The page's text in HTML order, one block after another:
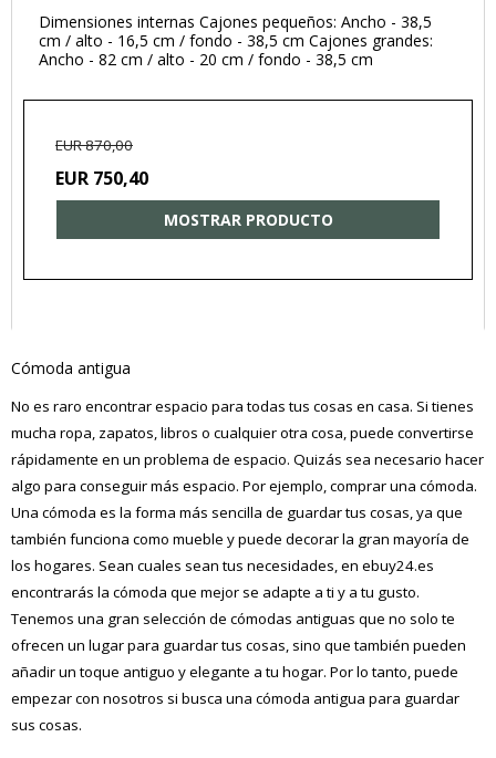
Dimensiones internas Cajones pequeños: Ancho - 38,5
cm / alto - 16,5 cm / fondo - 38,5 cm Cajones grandes:
Ancho - 82 cm / alto - 20 cm / fondo - 38,5 cm
EUR 870,00
EUR 750,40
MOSTRAR PRODUCTO
Cómoda antigua
No es raro encontrar espacio para todas tus cosas en casa. Si tienes
mucha ropa, zapatos, libros o cualquier otra cosa, puede convertirse
rápidamente en un problema de espacio. Quizás sea necesario hacer
algo para conseguir más espacio. Por ejemplo, comprar una cómoda.
Una cómoda es la forma más sencilla de guardar tus cosas, ya que
también funciona como mueble y puede decorar la gran mayoría de
los hogares. Sean cuales sean tus necesidades, en ebuy24.es
encontrarás la cómoda que mejor se adapte a ti y a tu gusto.
Tenemos una gran selección de cómodas antiguas que no solo te
ofrecen un lugar para guardar tus cosas, sino que también pueden
añadir un toque antiguo y elegante a tu hogar. Por lo tanto, puede
empezar con nosotros si busca una cómoda antigua para guardar
sus cosas.